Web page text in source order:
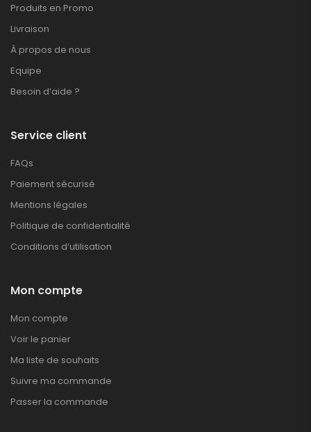
Produits en Promo
Livraison
À propos de nous
Equipe
Besoin d’aide ?
Service client
FAQs
Paiement sécurisé
Mentions légales
Politique de confidentialité
Conditions d’utilisation
Mon compte
Mon compte
Voir le panier
Ma liste de souhaits
Suivre ma commande
Passer la commande